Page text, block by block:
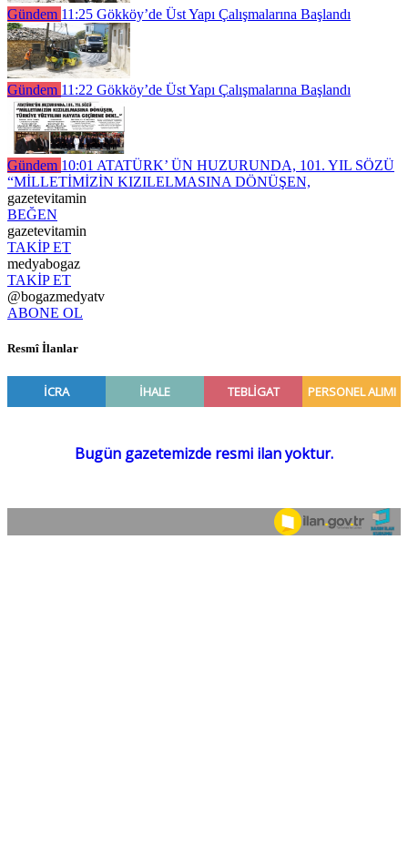
Gündem 11:25 Gökköy’de Üst Yapı Çalışmalarına Başlandı
Gündem 11:22 Gökköy’de Üst Yapı Çalışmalarına Başlandı
Gündem 10:01 ATATÜRK’ ÜN HUZURUNDA, 101. YIL SÖZÜ
“MİLLETİMİZİN KIZILELMASINA DÖNÜŞEN,
gazetevitamin
BEĞEN
gazetevitamin
TAKİP ET
medyabogaz
TAKİP ET
@bogazmedyatv
ABONE OL
Resmî İlanlar